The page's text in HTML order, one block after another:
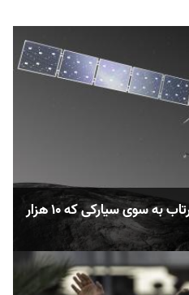
فضاپیمای «سایکی»، آماده پرتاب به سوی سیارکی که ۱۰ هزار